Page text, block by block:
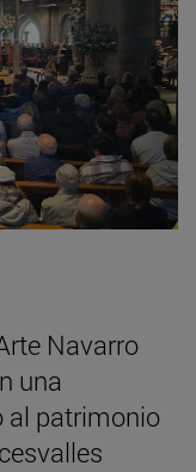
Navarro
una
al patrimonio